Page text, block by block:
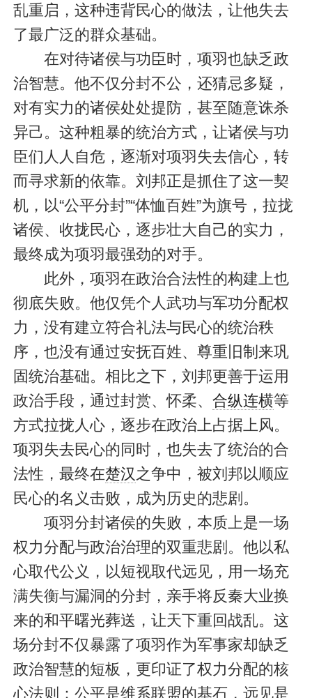
乱重启，这种违背民心的做法，让他失去
了最广泛的群众基础。
在对待诸侯与功臣时，项羽也缺乏政
治智慧。他不仅分封不公，还猜忌多疑，
对有实力的诸侯处处提防，甚至随意诛杀
异己。这种粗暴的统治方式，让诸侯与功
臣们人人自危，逐渐对项羽失去信心，转
而寻求新的依靠。刘邦正是抓住了这一契
机，以“公平分封”“体恤百姓”为旗号，拉拢
诸侯、收拢民心，逐步壮大自己的实力，
最终成为项羽最强劲的对手。
此外，项羽在政治合法性的构建上也
彻底失败。他仅凭个人武功与军功分配权
力，没有建立符合礼法与民心的统治秩
序，也没有通过安抚百姓、尊重旧制来巩
固统治基础。相比之下，刘邦更善于运用
政治手段，通过封赏、怀柔、 合纵连横等
方式拉拢人心，逐步在政治上占据上风。
项羽失去民心的同时，也失去了统治的合
法性，最终在楚汉 之争中，被刘邦以顺应
民心的名义击败，成为历史的悲剧。
项羽分封诸侯的失败，本质上是一场
权力分配与政治治理的双重悲剧。他以私
心取代公义，以短视取代远见，用一场充
满失衡与漏洞的分封，亲手将反秦大业换
来的和平曙光葬送，让天下重回战乱。这
场分封不仅暴露了项羽作为军事家却缺乏
政治智慧的短板，更印证了权力分配的核
心法则：公平是维系联盟的基石，远见是